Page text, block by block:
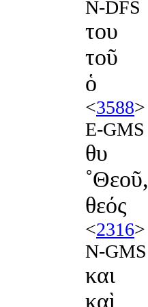
N-DFS
του
τοῦ
ὁ
<3588>
E-GMS
θυ
˚Θεοῦ,
θεός
<2316>
N-GMS
και
καὶ